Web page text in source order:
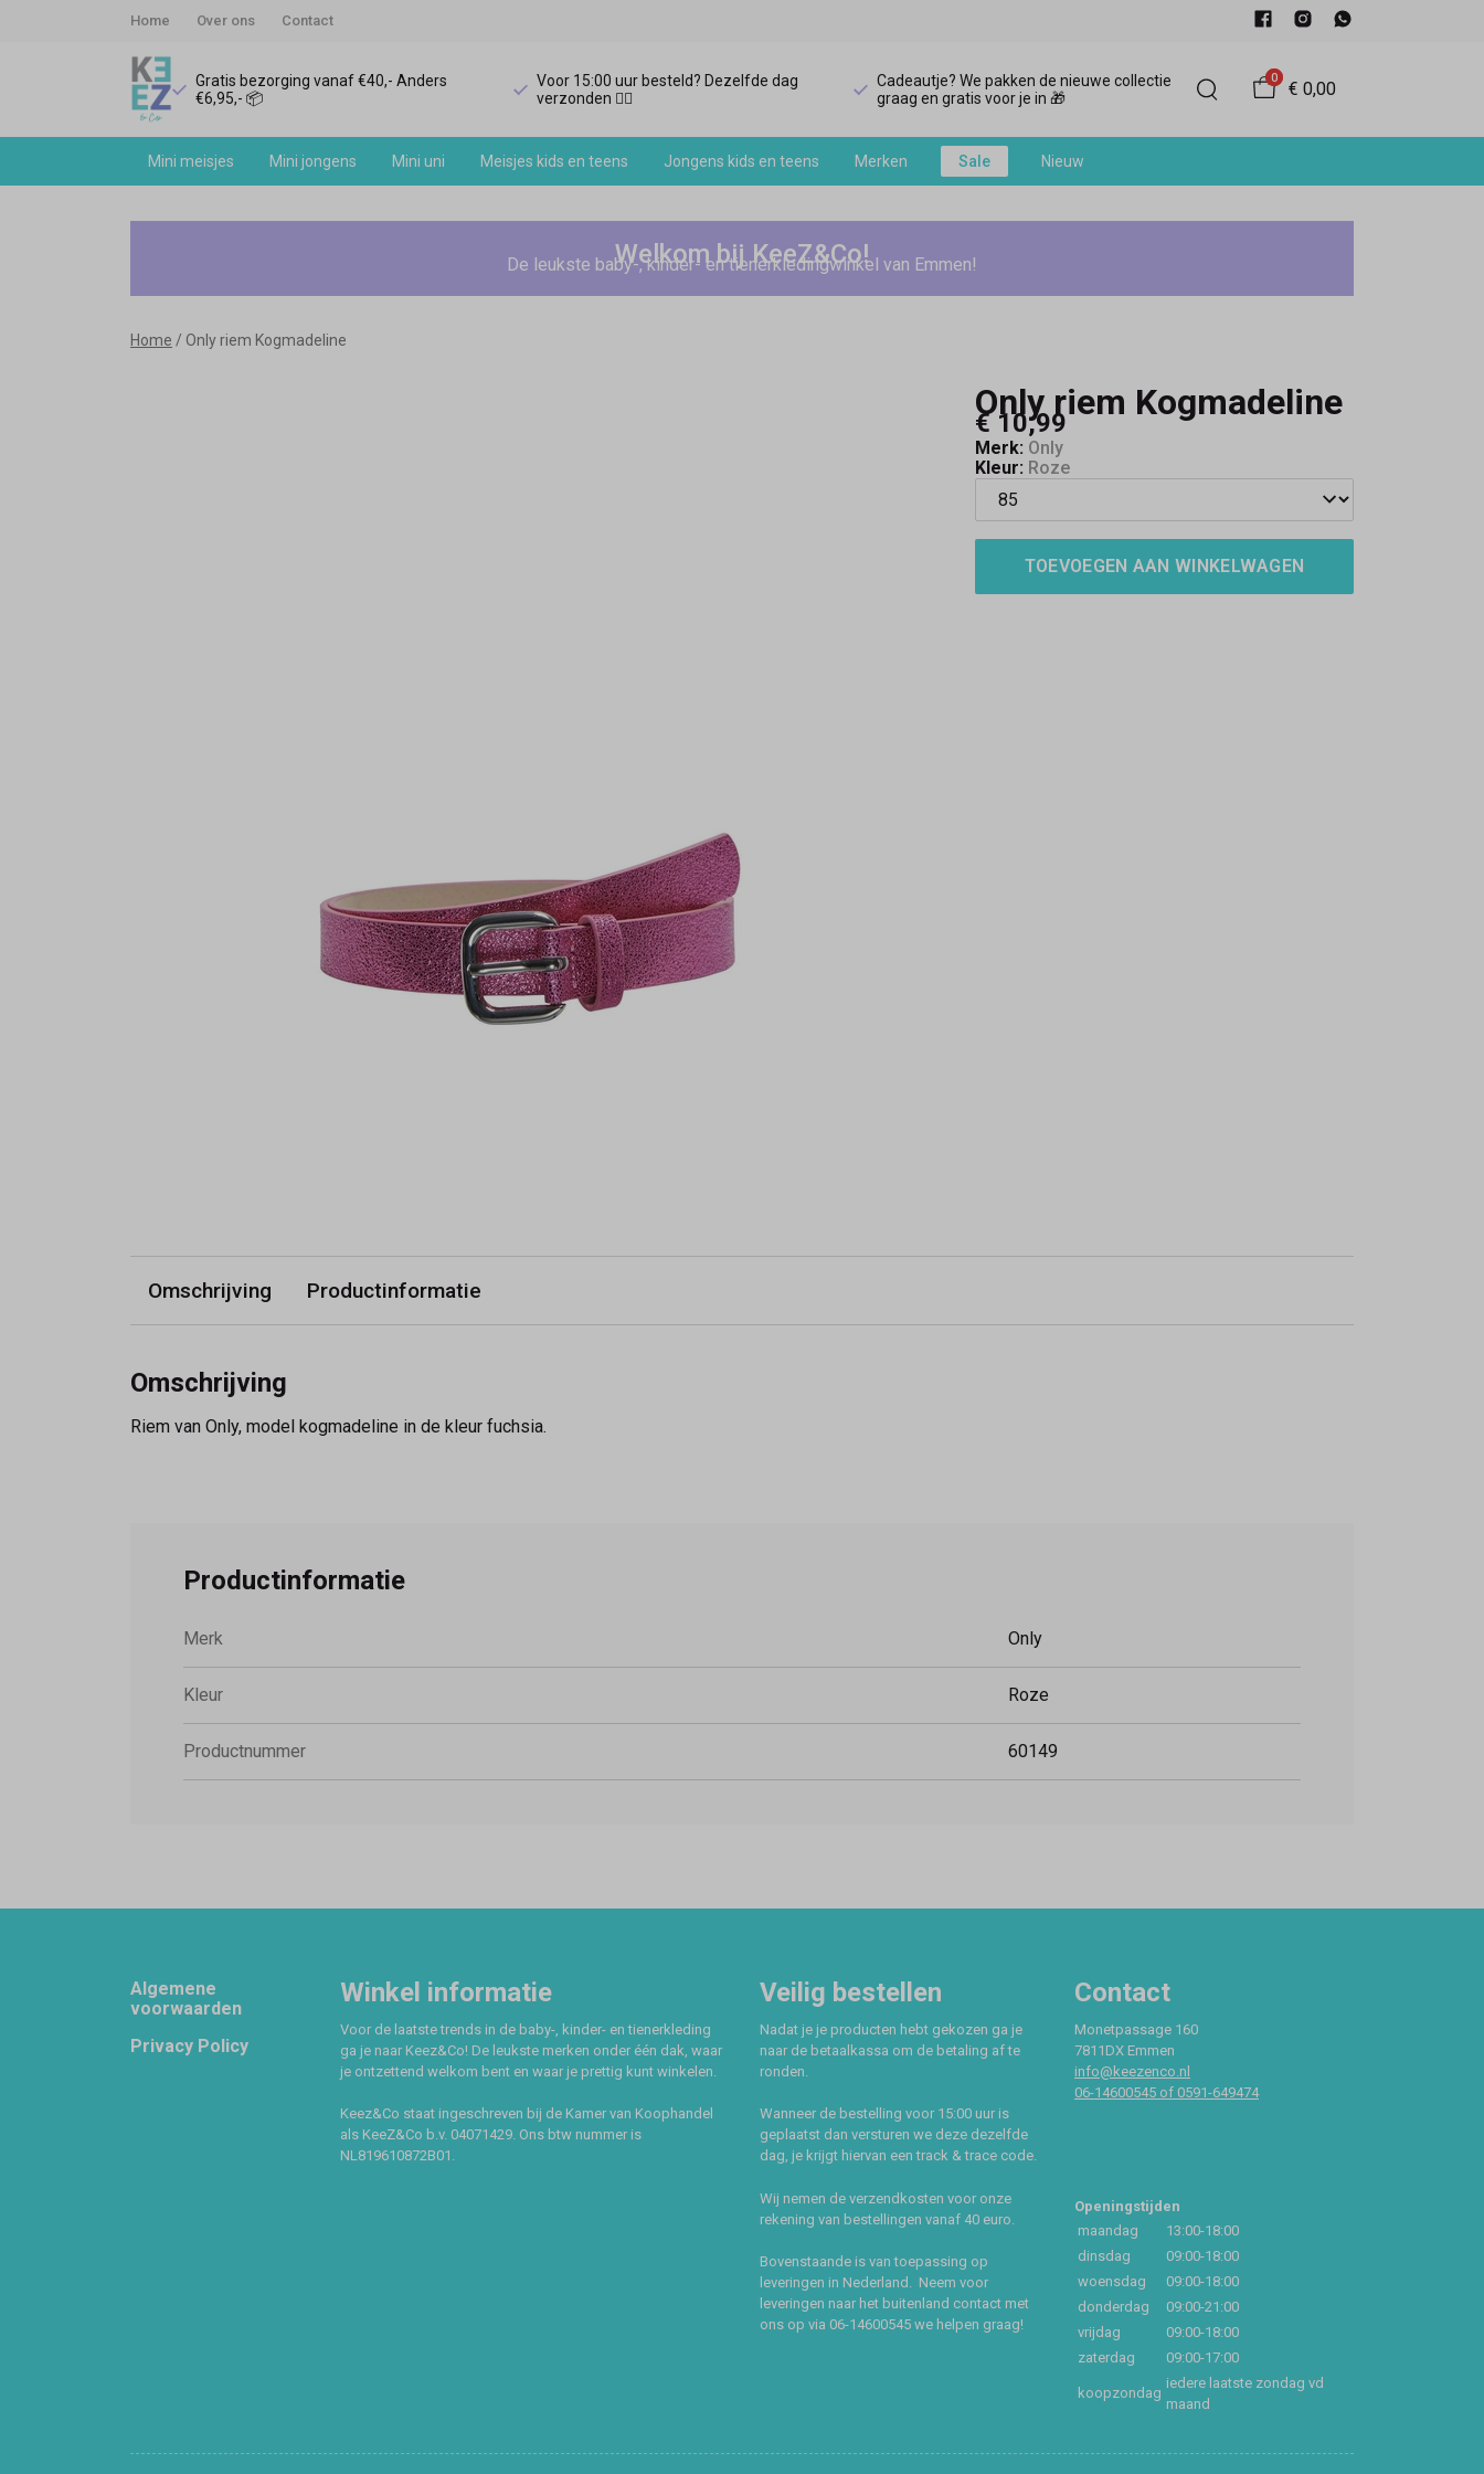
Home Over ons Contact
Gratis bezorging vanaf €40,- Anders
€6,95,- 📦
Voor 15:00 uur besteld? Dezelfde dag
verzonden 🏃‍♀️
Cadeautje? We pakken de nieuwe collectie
graag en gratis voor je in 🎁
0
€ 0,00
Mini meisjes Mini jongens Mini uni Meisjes kids en teens Jongens kids en teens Merken Sale Nieuw
Kogmadeline
Welkom bij KeeZ&Co!
De leukste baby-, kinder- en tienerkledingwinkel van Emmen!
Home Only riem Kogmadeline
Only riem Kogmadeline
€ 10,99
Merk: Only
Kleur: Roze
TOEVOEGEN AAN WINKELWAGEN
Omschrijving Productinformatie
Omschrijving
Riem van Only, model kogmadeline in de kleur fuchsia.
Productinformatie
Merk Only
Kleur Roze
Productnummer 60149
Footer
Algemene
voorwaarden
Privacy Policy
Winkel informatie
Voor de laatste trends in de baby-, kinder- en tienerkleding
ga je naar Keez&Co! De leukste merken onder één dak, waar
je ontzettend welkom bent en waar je prettig kunt winkelen.
Keez&Co staat ingeschreven bij de Kamer van Koophandel
als KeeZ&Co b.v. 04071429. Ons btw nummer is
NL819610872B01.
Veilig bestellen
Nadat je je producten hebt gekozen ga je
naar de betaalkassa om de betaling af te
ronden.
Wanneer de bestelling voor 15:00 uur is
geplaatst dan versturen we deze dezelfde
dag, je krijgt hiervan een track & trace code.
Wij nemen de verzendkosten voor onze
rekening van bestellingen vanaf 40 euro.
Bovenstaande is van toepassing op
leveringen in Nederland. Neem voor
leveringen naar het buitenland contact met
ons op via 06-14600545 we helpen graag!
Contact
Monetpassage 160
7811DX Emmen
info@keezenco.nl
06-14600545 of 0591-649474
Openingstijden
maandag
13:00-18:00
dinsdag
09:00-18:00
woensdag
09:00-18:00
donderdag
09:00-21:00
vrijdag
09:00-18:00
zaterdag
09:00-17:00
koopzondag
iedere laatste zondag vd
maand